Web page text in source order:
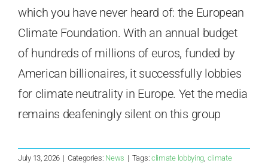
which you have never heard of: the European
Climate Foundation. With an annual budget
of hundreds of millions of euros, funded by
American billionaires, it successfully lobbies
for climate neutrality in Europe. Yet the media
remains deafeningly silent on this group
July 13, 2026 | Categories: News | Tags: climate lobbying climate